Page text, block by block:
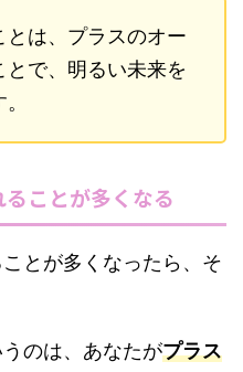
とは、プラスのオー
で、明るい未来を
ことが多くなる
とが多くなったら、そ
のは、あなたがプラス